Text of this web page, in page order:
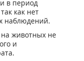
в период
как нет
наблюдений.
на животных не
и